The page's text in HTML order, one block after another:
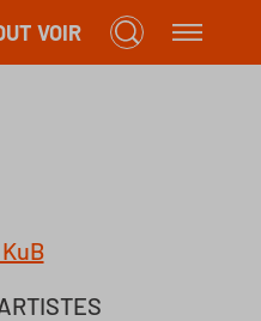
VOIR